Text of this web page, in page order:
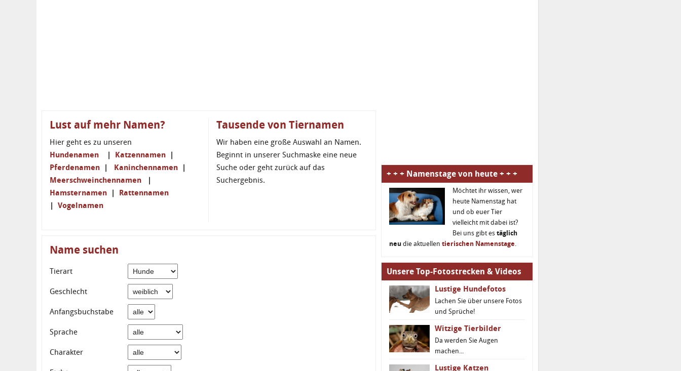
Lust auf mehr Namen?
Hier geht es zu unseren
Hundenamen | Katzennamen |
Pferdenamen | Kaninchennamen |
Meerschweinchennamen |
Hamsternamen | Rattennamen
| Vogelnamen
Tausende von Tiernamen
Wir haben eine große Auswahl an Namen.
Beginnt in unserer Suchmaske eine neue
Suche oder geht zurück auf das
Suchergebnis.
Name suchen
Tierart
Geschlecht
Anfangsbuchstabe
Sprache
Charakter
+ + + Namenstage von heute + + +
Möchtet ihr wissen, wer
heute Namenstag hat
und ob euer Tier
vielleicht mit dabei ist?
Bei uns gibt es täglich
neu die aktuellen tierischen Namenstage.
Unsere Top-Fotostrecken & Videos
Lustige Hundefotos
Lachen Sie über unsere Fotos
und Sprüche!
Witzige Tierbilder
Da werden Sie Augen
machen...
Lustige Katzen